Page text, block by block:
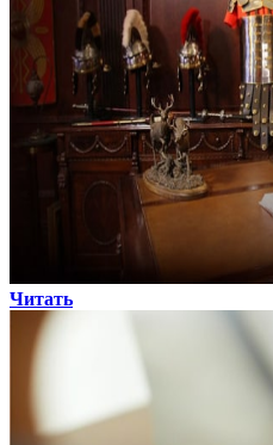
Читать